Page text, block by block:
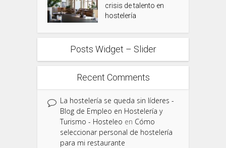
crisis de talento en
hostelería
Posts Widget – Slider
Recent Comments
La hostelería se queda sin líderes -
Blog de Empleo en Hostelería y
Turismo - Hosteleo en Cómo
seleccionar personal de hostelería
para mi restaurante